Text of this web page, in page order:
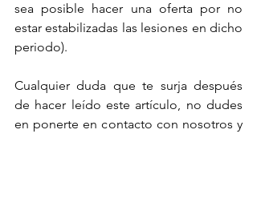
sea posible hacer una oferta por no
estar estabilizadas las lesiones en dicho
periodo).
Cualquier duda que te surja después
de hacer leído este artículo, no dudes
en ponerte en contacto con nosotros y